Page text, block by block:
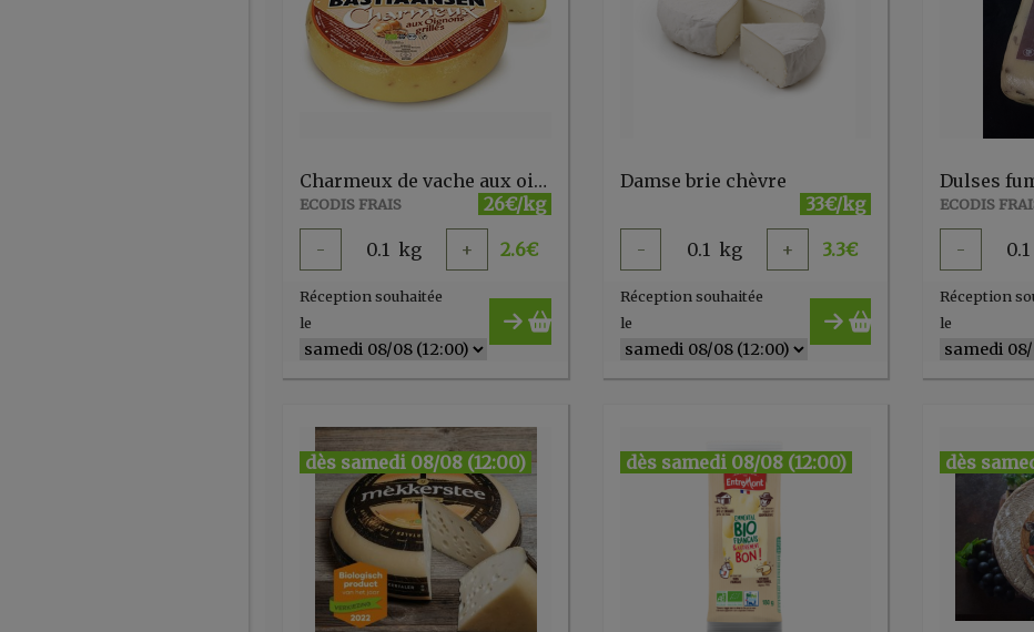
Charmeux de vache aux oignons grillés
ECODIS FRAIS 26€/kg
- 0.1 kg + 2.6€
Réception souhaitée
le
Damse brie chèvre
33€/kg
- 0.1 kg + 3.3€
Réception souhaitée
le
Dulses
ECODIS
- 0.1
Réception
le
dès samedi 08/08 (12:00) dès samedi 08/08 (12:00) dès